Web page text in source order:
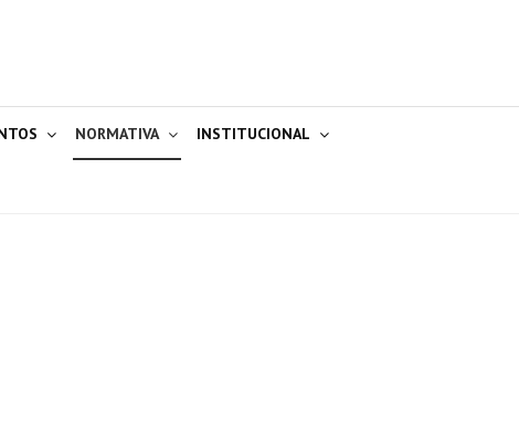
NORMATIVA INSTITUCIONAL